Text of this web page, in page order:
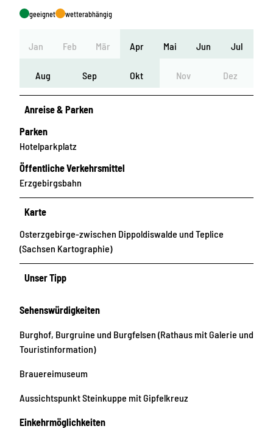
geeignet wetterabhängig
Jan Feb Mär Apr Mai Jun Jul
Aug Sep Okt Nov Dez
Anreise & Parken
Parken
Hotelparkplatz
Öffentliche Verkehrsmittel
Erzgebirgsbahn
Karte
Osterzgebirge-zwischen Dippoldiswalde und Teplice
(Sachsen Kartographie)
Unser Tipp
Sehenswürdigkeiten
Burghof, Burgruine und Burgfelsen (Rathaus mit Galerie und
Touristinformation)
Brauereimuseum
Aussichtspunkt Steinkuppe mit Gipfelkreuz
Einkehrmöglichkeiten